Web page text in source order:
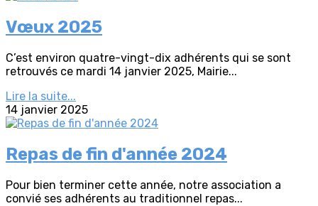
Vœux 2025
C’est environ quatre-vingt-dix adhérents qui se sont
retrouvés ce mardi 14 janvier 2025, Mairie...
Lire la suite...
14 janvier 2025
Repas de fin d'année 2024
Pour bien terminer cette année, notre association a
convié ses adhérents au traditionnel repas...